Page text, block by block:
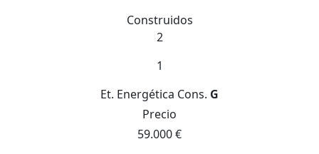
Construidos
2
1
Et. Energética Cons. G
Precio
59.000 €